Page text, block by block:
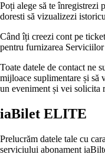
Poți alege să te înregistrezi
doresti să vizualizezi
Când îți creezi cont pe
pentru furnizarea
Toate datele de contact ne
mijloace suplimentare și să
un eveniment și vei solicita
iaBilet ELITE
Prelucrăm datele tale cu
serviciului abonament